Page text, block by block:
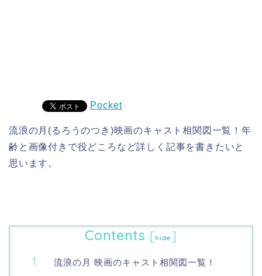
Pocket
流浪の月(るろうのつき)映画のキャスト相関図一覧！年
齢と画像付きで役どころなど詳しく記事を書きたいと
思います。
Contents [hide ]
流浪の月 映画のキャスト相関図一覧！